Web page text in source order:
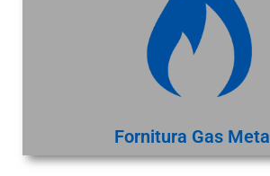
Fornitura Gas